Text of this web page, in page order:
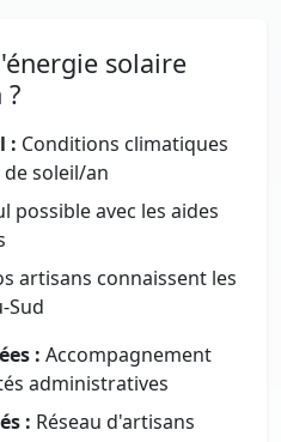
solaire
: Conditions climatiques
soleil/an
possible avec les aides
artisans connaissent les
Sud
: Accompagnement
administratives
: Réseau d'artisans